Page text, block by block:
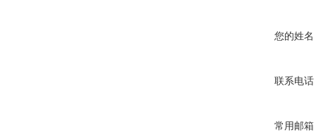
您的姓名
联系电话
常用邮箱